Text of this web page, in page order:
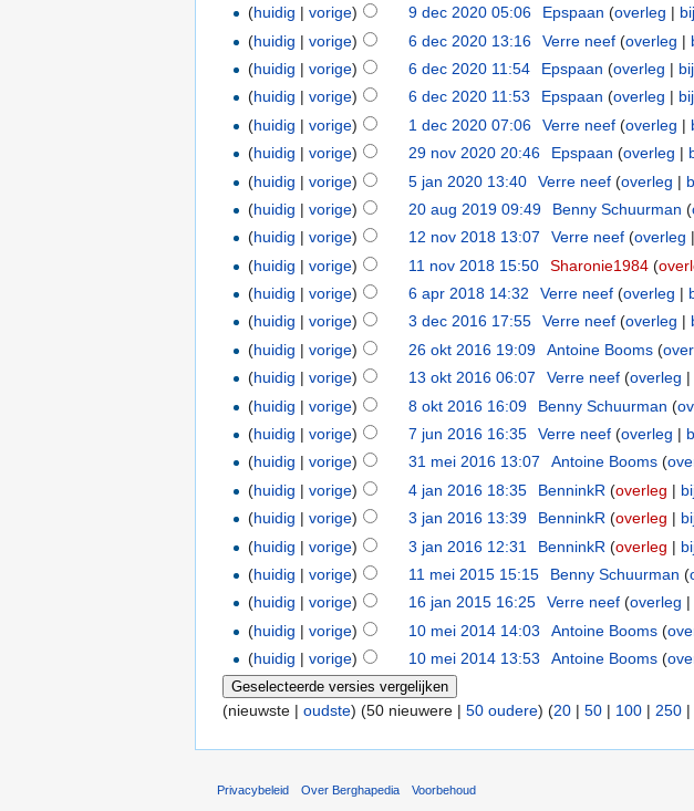
(huidig |vorige) 9 dec 2020 05:06 Epspaan (overleg |
(huidig |vorige) 6 dec 2020 13:16 Verre neef (overleg |
(huidig |vorige) 6 dec 2020 11:54 Epspaan (overleg |
(huidig |vorige) 6 dec 2020 11:53 Epspaan (overleg |
(huidig |vorige) 1 dec 2020 07:06 Verre neef (overleg |
(huidig |vorige) 29 nov 2020 20:46 Epspaan (overleg |
(huidig |vorige) 5 jan 2020 13:40 Verre neef (overleg |
(huidig |vorige) 20 aug 2019 09:49 Benny Schuurman (
(huidig |vorige) 12 nov 2018 13:07 Verre neef (overleg |
(huidig |vorige) 11 nov 2018 15:50 Sharonie1984 (
(huidig |vorige) 6 apr 2018 14:32 Verre neef (overleg |
(huidig |vorige) 3 dec 2016 17:55 Verre neef (overleg |
(huidig |vorige) 26 okt 2016 19:09 Antoine Booms (
(huidig |vorige) 13 okt 2016 06:07 Verre neef (overleg |
(huidig |vorige) 8 okt 2016 16:09 Benny Schuurman (
(huidig |vorige) 7 jun 2016 16:35 Verre neef (overleg |
(huidig |vorige) 31 mei 2016 13:07 Antoine Booms (
(huidig |vorige) 4 jan 2016 18:35 BenninkR (overleg |
(huidig |vorige) 3 jan 2016 13:39 BenninkR (overleg |
(huidig |vorige) 3 jan 2016 12:31 BenninkR (overleg |
(huidig |vorige) 11 mei 2015 15:15 Benny Schuurman (
(huidig |vorige) 16 jan 2015 16:25 Verre neef (overleg |
(huidig |vorige) 10 mei 2014 14:03 Antoine Booms (
(huidig |vorige) 10 mei 2014 13:53 Antoine Booms (
(nieuwste | oudste) (50 nieuwere | 50 oudere) (20 | 50 | 100 | 250 |
Privacybeleid Over Berghapedia Voorbehoud